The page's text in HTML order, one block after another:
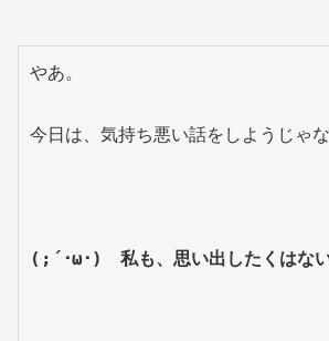
やあ。
今日は、気持ち悪い話をしようじゃな
(;´･ω･)　私も、思い出したくはない